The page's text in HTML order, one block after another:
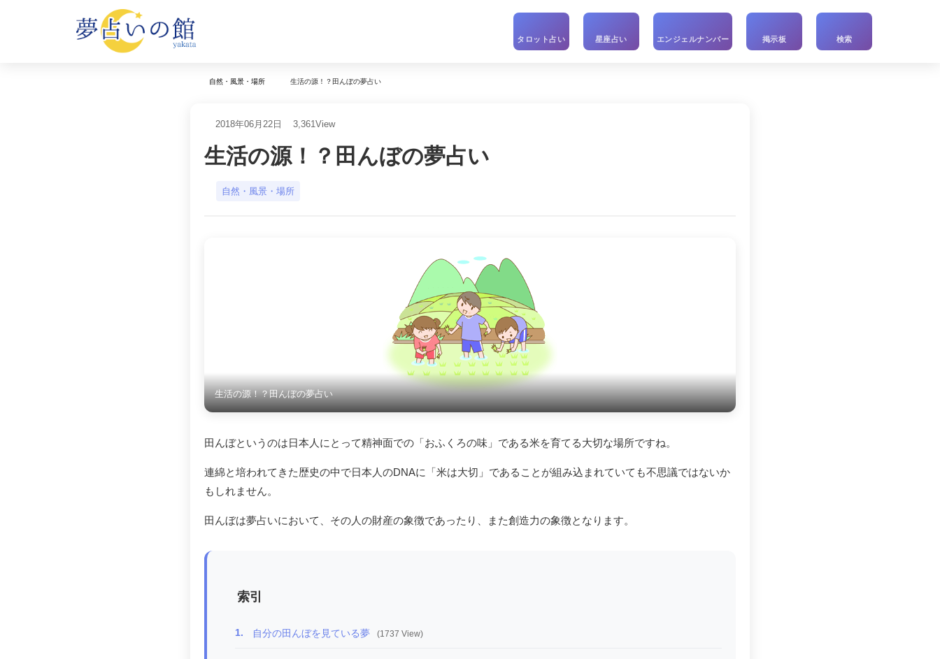
タロット占い 星座占い エンジェルナンバー 掲示板 検索
自然・風景・場所 生活の源！？田んぼの夢占い
2018年06月22日 3,361View
生活の源！？田んぼの夢占い
自然・風景・場所
生活の源！？田んぼの夢占い
田んぼというのは日本人にとって精神面での「おふくろの味」である米を育てる大切な場所ですね。
連綿と培われてきた歴史の中で日本人のDNAに「米は大切」であることが組み込まれていても不思議ではないか
もしれません。
田んぼは夢占いにおいて、その人の財産の象徴であったり、また創造力の象徴となります。
索引
1. 自分の田んぼを見ている夢 (1737 View)